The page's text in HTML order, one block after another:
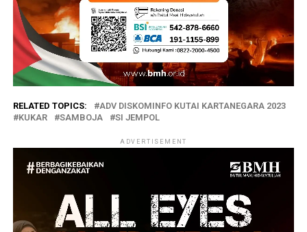
RELATED TOPICS:
ADV DISKOMINFO KUTAI KARTANEGARA 2023
KUKAR
SAMBOJA SI JEMPOL
ADVERTISEMENT